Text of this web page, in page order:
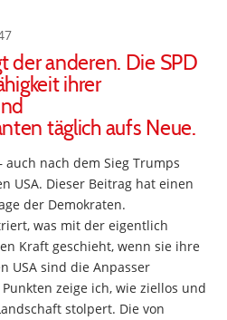
der anderen. Die SPD
ihrer
täglich aufs Neue.
nach dem Sieg Trumps
USA. Dieser Beitrag hat einen
der Demokraten.
was mit der eigentlich
Kraft geschieht, wenn sie ihre
USA sind die Anpasser
zeige ich, wie ziellos und
stolpert. Die von